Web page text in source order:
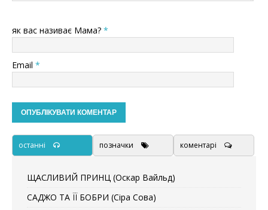
як вас називає Мама? *
Email *
останні позначки коментарі
ЩАСЛИВИЙ ПРИНЦ (Оскар Вайльд)
САДЖО ТА ЇЇ БОБРИ (Сіра Сова)